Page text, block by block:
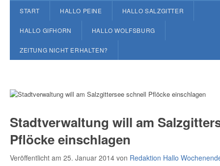
START HALLO PEINE HALLO SALZGITTER
HALLO GIFHORN HALLO WOLFSBURG
ZEITUNG NICHT ERHALTEN?
Stadtverwaltung will am
Pflöcke einschlagen
Veröffentlicht am 25. Januar 2014 von Redaktion Hallo